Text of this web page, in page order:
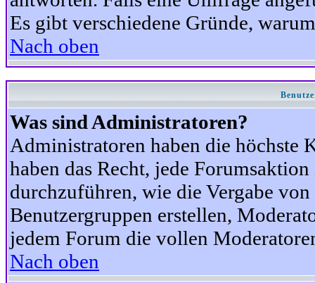
Es gibt verschiedene Gründe,
Nach oben
Was sind Administratoren?
Administratoren haben die höchste
haben das Recht, jede
durchzuführen, wie die Vergabe
Benutzergruppen erstellen,
jedem Forum die vollen
Nach oben